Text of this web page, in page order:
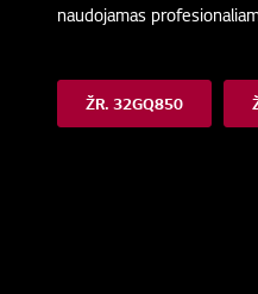
naudojamas
ŽR. 32GQ850